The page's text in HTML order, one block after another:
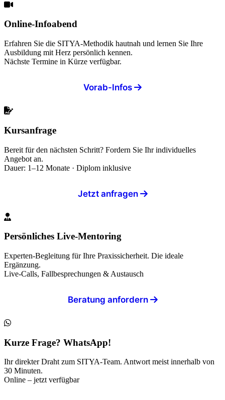
Online-Infoabend
Erfahren Sie die SITYA-Methodik hautnah und lernen Sie Ihre
Ausbildung mit Herz persönlich kennen.
Nächste Termine in Kürze verfügbar.
Vorab-Infos
Kursanfrage
Bereit für den nächsten Schritt? Fordern Sie Ihr individuelles
Angebot an.
Dauer: 1–12 Monate · Diplom inklusive
Jetzt anfragen
Persönliches Live-Mentoring
Experten-Begleitung für Ihre Praxissicherheit. Die ideale
Ergänzung.
Live-Calls, Fallbesprechungen & Austausch
Beratung anfordern
Kurze Frage? WhatsApp!
Ihr direkter Draht zum SITYA-Team. Antwort meist innerhalb von
30 Minuten.
Online – jetzt verfügbar